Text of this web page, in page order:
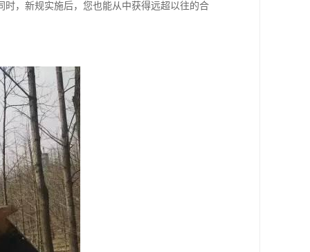
，新规实施后，您也能从中获得远超以往的合